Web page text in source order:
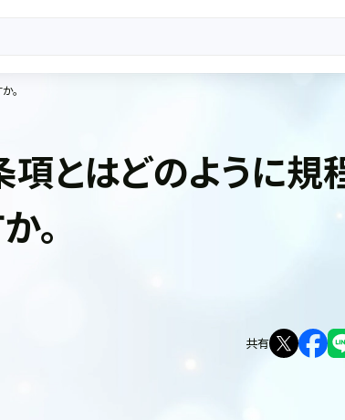
。
とはどのように規
。
共有